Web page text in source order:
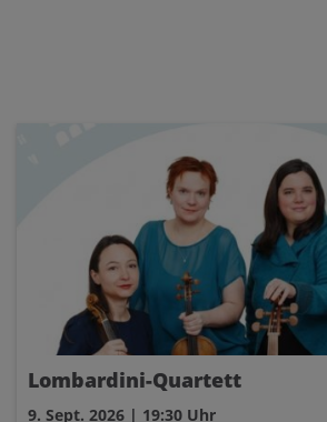
Lombardini-Quartett
9. Sept. 2026 | 19:30 Uhr